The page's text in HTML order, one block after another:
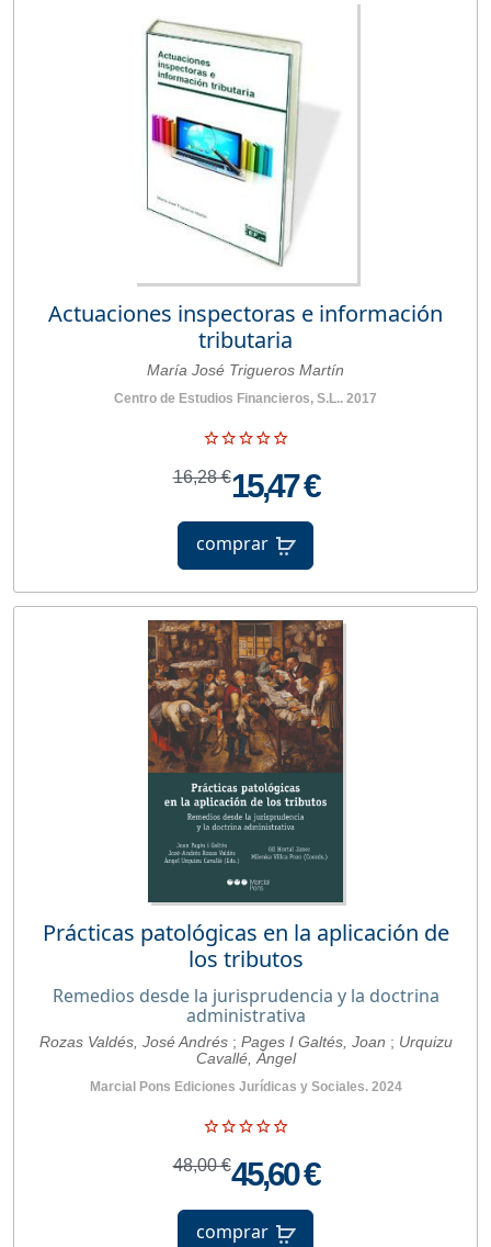
Actuaciones inspectoras e información
tributaria
María José Trigueros Martín
Centro de Estudios Financieros, S.L.. 2017
16,28 €15,47 €
comprar
Prácticas patológicas en la aplicación de
los tributos
Remedios desde la jurisprudencia y la doctrina
administrativa
Rozas Valdés, José Andrés ; Pages I Galtés, Joan ; Urquizu
Cavallé, Ángel
Marcial Pons Ediciones Jurídicas y Sociales. 2024
48,00 €45,60 €
comprar